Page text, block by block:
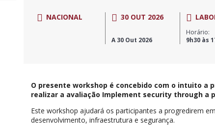
NACIONAL 30 OUT 2026
A 30 Out 2026
Horário:
9h30 às
O presente workshop é concebido com o intuito a
realizar a avaliação Implement security through a
Este workshop ajudará os participantes a progredirem
desenvolvimento, infraestrutura e segurança.